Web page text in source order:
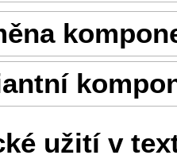
užití v